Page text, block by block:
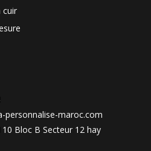
cuir
personnalise-maroc.com
10 Bloc B Secteur 12 hay